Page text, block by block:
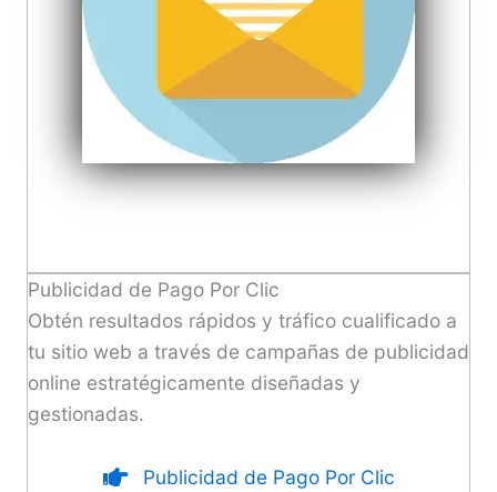
Publicidad de Pago Por Clic
Obtén resultados rápidos y tráfico cualificado a
tu sitio web a través de campañas de publicidad
online estratégicamente diseñadas y
gestionadas.
Publicidad de Pago Por Clic